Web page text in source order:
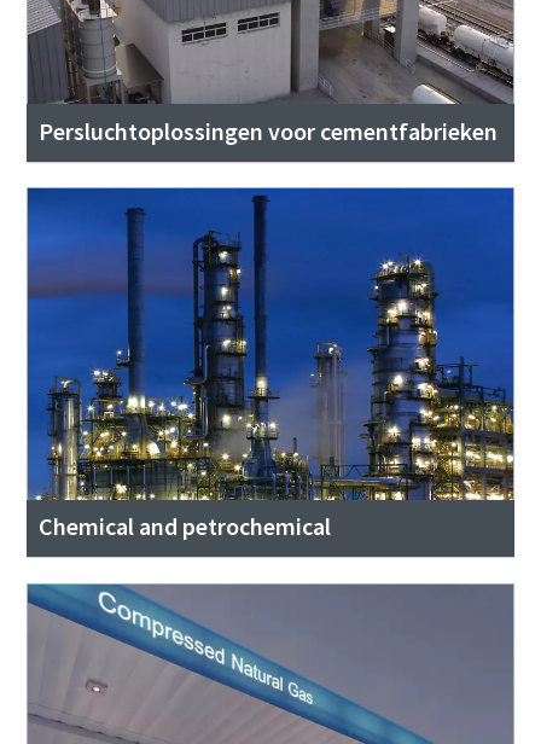
Persluchtoplossingen voor cementfabrieken
Chemical and petrochemical